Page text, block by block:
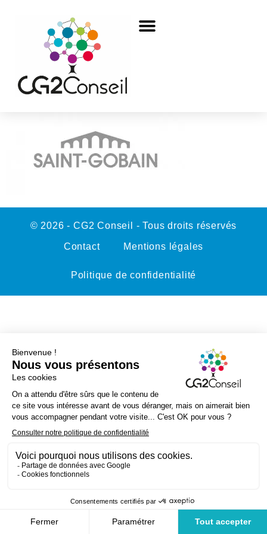
© 2026 - CG2 Conseil - Tous droits réservés
Contact Mentions légales
Politique de confidentialité